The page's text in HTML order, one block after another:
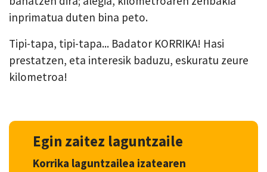
inprimatua duten bina peto.
Tipi-tapa, tipi-tapa... Badator KORRIKA! Hasi
prestatzen, eta interesik baduzu, eskuratu zeure
kilometroa!
Egin zaitez laguntzaile
Korrika laguntzailea izatearen